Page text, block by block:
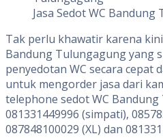
Jasa Sedot WC
Tak perlu khawatir karena
Bandung Tulungagung yang
penyedotan WC secara cepat
untuk mengorder jasa dari
telephone sedot WC
081331449996 (simpati),
087848100029 (XL) dan